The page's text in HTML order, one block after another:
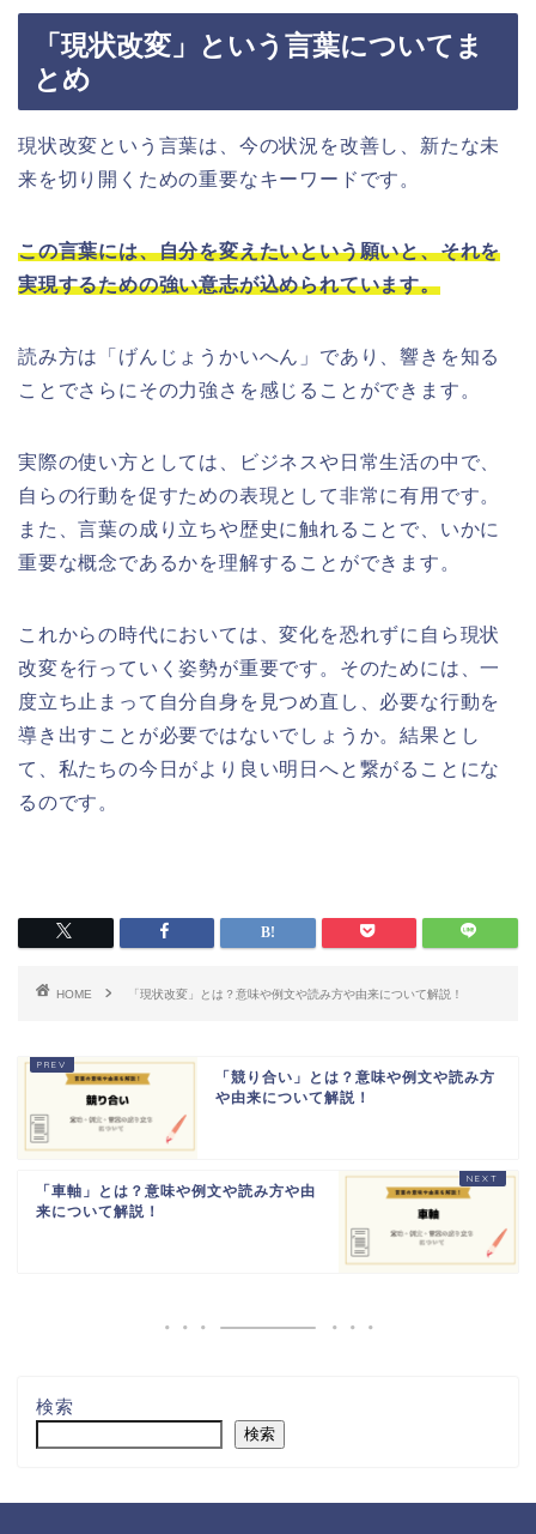
「現状改変」という言葉についてま
とめ
現状改変という言葉は、今の状況を改善し、新たな未
来を切り開くための重要なキーワードです。
この言葉には、自分を変えたいという願いと、それを
実現するための強い意志が込められています。
読み方は「げんじょうかいへん」であり、響きを知る
ことでさらにその力強さを感じることができます。
実際の使い方としては、ビジネスや日常生活の中で、
自らの行動を促すための表現として非常に有用です。
また、言葉の成り立ちや歴史に触れることで、いかに
重要な概念であるかを理解することができます。
これからの時代においては、変化を恐れずに自ら現状
改変を行っていく姿勢が重要です。そのためには、一
度立ち止まって自分自身を見つめ直し、必要な行動を
導き出すことが必要ではないでしょうか。結果とし
て、私たちの今日がより良い明日へと繋がることにな
るのです。
HOME 「現状改変」とは？意味や例文や読み方や由来について解説！
「競り合い」とは？意味や例文や読み方
や由来について解説！
「車軸」とは？意味や例文や読み方や由
来について解説！
検索
検索